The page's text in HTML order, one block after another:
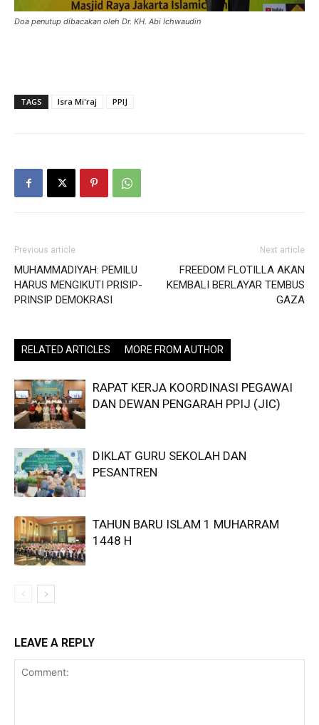
Doa penutup dibacakan oleh Dr. KH. Abi Ichwaudin
TAGS Isra Mi'raj PPIJ
Previous article
MUHAMMADIYAH: PEMILU
HARUS MENGIKUTI PRISIP-
PRINSIP DEMOKRASI
Next article
FREEDOM FLOTILLA AKAN
KEMBALI BERLAYAR TEMBUS
GAZA
RELATED ARTICLES MORE FROM AUTHOR
RAPAT KERJA KOORDINASI PEGAWAI
DAN DEWAN PENGARAH PPIJ (JIC)
DIKLAT GURU SEKOLAH DAN
PESANTREN
TAHUN BARU ISLAM 1 MUHARRAM
1448 H
LEAVE A REPLY